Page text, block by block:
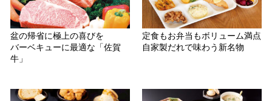
盆の帰省に極上の喜びを
バーベキューに最適な「佐賀
牛」
定食もお弁当もボリューム満点
自家製だれで味わう新名物